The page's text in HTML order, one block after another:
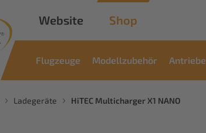
Website Shop
Flugzeuge Modellzubehör Antriebe
Ladegeräte HiTEC Multicharger X1 NANO